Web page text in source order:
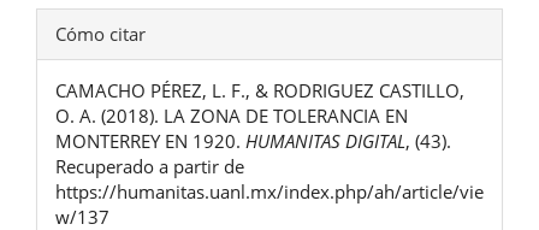
Detalles
del
artículo
Cómo citar
CAMACHO PÉREZ, L. F., & RODRIGUEZ CASTILLO,
O. A. (2018). LA ZONA DE TOLERANCIA EN
MONTERREY EN 1920. HUMANITAS DIGITAL, (43).
Recuperado a partir de
https://humanitas.uanl.mx/index.php/ah/article/vie
w/137